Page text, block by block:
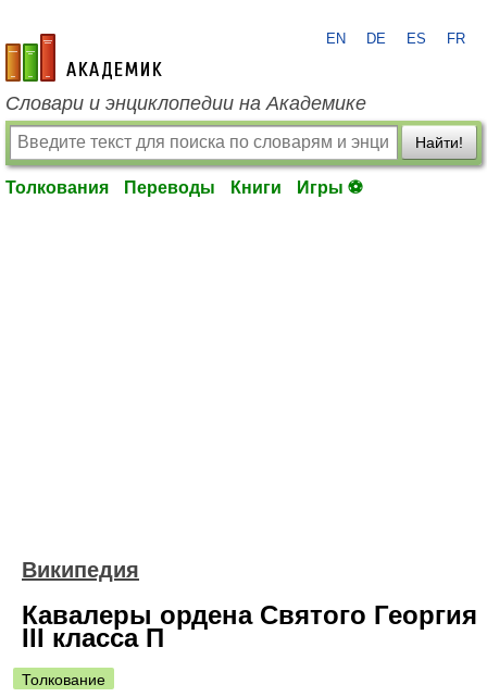
academic.ru
EN DE ES FR
Словари и энциклопедии на Академике
Найти!
Толкования Переводы Книги Игры ⚽
Википедия
Кавалеры ордена Святого Георгия
III класса П
Толкование